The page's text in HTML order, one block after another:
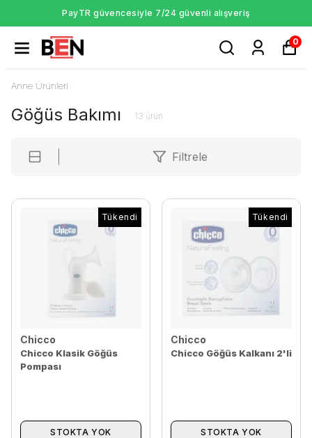
PayTR güvencesiyle 7/24 güvenli alışveriş
0
Anne Ürünleri
Göğüs Bakımı 13 ürün
Filtrele
Tükendi
Chicco
Chicco Klasik Göğüs
Pompası
STOKTA YOK
Tükendi
Chicco
Chicco Göğüs Kalkanı 2'li
STOKTA YOK